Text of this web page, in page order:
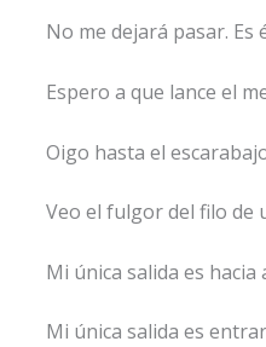
No me dejará pasar. Es
Espero a que lance el
Oigo hasta el
Veo el fulgor del filo de
Mi única salida es
Mi única salida es